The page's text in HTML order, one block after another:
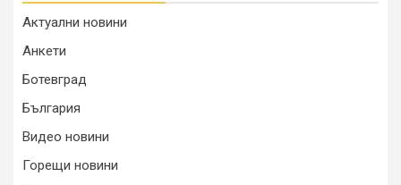
Актуални новини
Анкети
Ботевград
България
Видео новини
Горещи новини